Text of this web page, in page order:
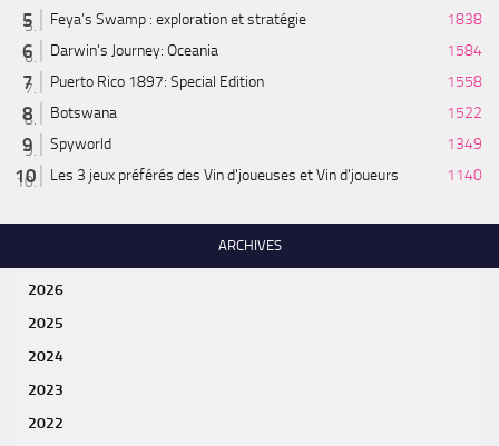
Feya’s Swamp : exploration et stratégie
1838
Darwin's Journey: Oceania
1584
Puerto Rico 1897: Special Edition
1558
Botswana
1522
Spyworld
1349
Les 3 jeux préférés des Vin d'joueuses et Vin d'joueurs
1140
ARCHIVES
2026
2025
2024
2023
2022